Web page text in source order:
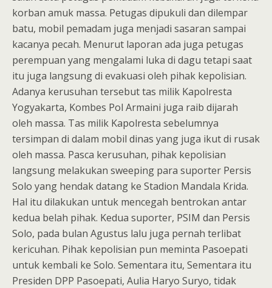
korban amuk massa. Petugas dipukuli dan dilempar
batu, mobil pemadam juga menjadi sasaran sampai
kacanya pecah. Menurut laporan ada juga petugas
perempuan yang mengalami luka di dagu tetapi saat
itu juga langsung di evakuasi oleh pihak kepolisian.
Adanya kerusuhan tersebut tas milik Kapolresta
Yogyakarta, Kombes Pol Armaini juga raib dijarah
oleh massa. Tas milik Kapolresta sebelumnya
tersimpan di dalam mobil dinas yang juga ikut di rusak
oleh massa. Pasca kerusuhan, pihak kepolisian
langsung melakukan sweeping para suporter Persis
Solo yang hendak datang ke Stadion Mandala Krida.
Hal itu dilakukan untuk mencegah bentrokan antar
kedua belah pihak. Kedua suporter, PSIM dan Persis
Solo, pada bulan Agustus lalu juga pernah terlibat
kericuhan. Pihak kepolisian pun meminta Pasoepati
untuk kembali ke Solo. Sementara itu, Sementara itu
Presiden DPP Pasoepati, Aulia Haryo Suryo, tidak